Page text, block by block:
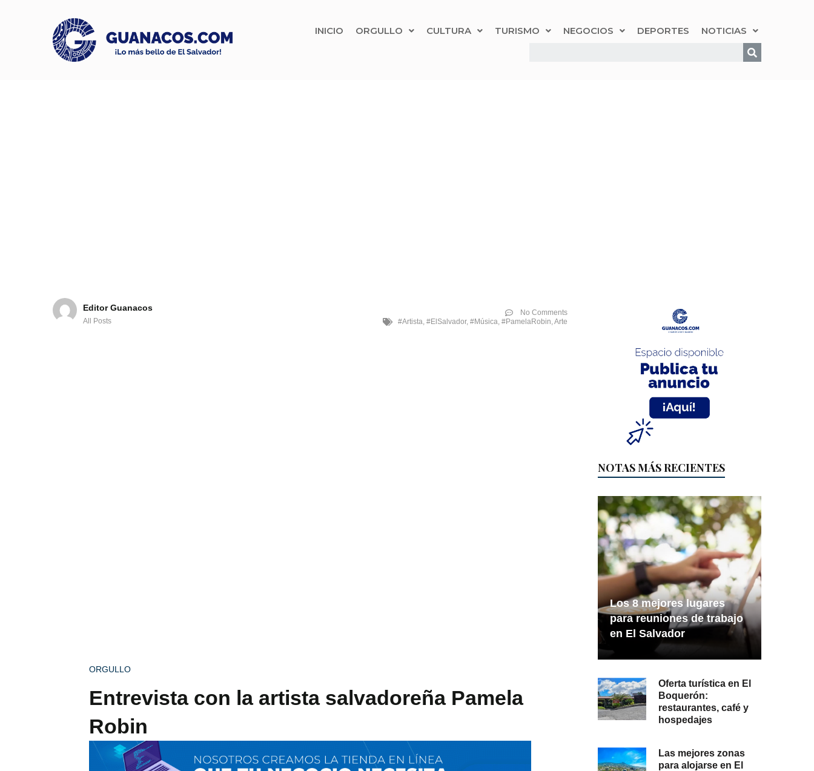
INICIO ORGULLO CULTURA TURISMO NEGOCIOS DEPORTES NOTICIAS
Editor Guanacos
All Posts
No Comments
#Artista, #ElSalvador, #Música, #PamelaRobin,Arte
ORGULLO
Entrevista con la artista salvadoreña Pamela
Robin
NOTAS MÁS RECIENTES
Los 8 mejores lugares
para reuniones de trabajo
en El Salvador
Oferta turística en El
Boquerón:
restaurantes, café y
hospedajes
Las mejores zonas
para alojarse en El